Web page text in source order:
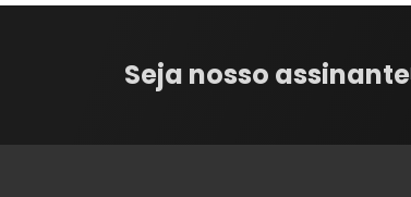
Seja nosso assinante